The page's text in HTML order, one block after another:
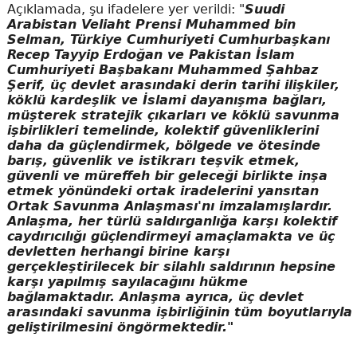
Açıklamada, şu ifadelere yer verildi: "Suudi
Arabistan Veliaht Prensi Muhammed bin
Selman, Türkiye Cumhuriyeti Cumhurbaşkanı
Recep Tayyip Erdoğan ve Pakistan İslam
Cumhuriyeti Başbakanı Muhammed Şahbaz
Şerif, üç devlet arasındaki derin tarihi ilişkiler,
köklü kardeşlik ve İslami dayanışma bağları,
müşterek stratejik çıkarları ve köklü savunma
işbirlikleri temelinde, kolektif güvenliklerini
daha da güçlendirmek, bölgede ve ötesinde
barış, güvenlik ve istikrarı teşvik etmek,
güvenli ve müreffeh bir geleceği birlikte inşa
etmek yönündeki ortak iradelerini yansıtan
Ortak Savunma Anlaşması'nı imzalamışlardır.
Anlaşma, her türlü saldırganlığa karşı kolektif
caydırıcılığı güçlendirmeyi amaçlamakta ve üç
devletten herhangi birine karşı
gerçekleştirilecek bir silahlı saldırının hepsine
karşı yapılmış sayılacağını hükme
bağlamaktadır. Anlaşma ayrıca, üç devlet
arasındaki savunma işbirliğinin tüm boyutlarıyla
geliştirilmesini öngörmektedir."